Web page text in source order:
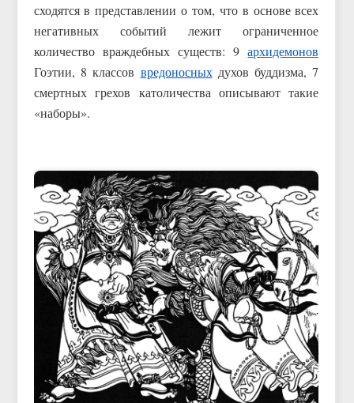
сходятся в представлении о том, что в основе всех
негативных событий лежит ограниченное
количество враждебных существ: 9архидемонов
Гоэтии, 8 классов вредоносныхдухов буддизма, 7
смертных грехов католичества описывают такие
«наборы».